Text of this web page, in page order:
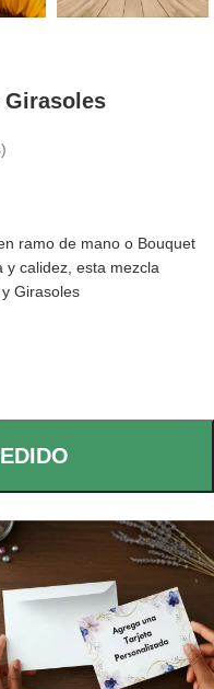
Girasoles
ramo de mano o Bouquet
calidez, esta mezcla
Girasoles